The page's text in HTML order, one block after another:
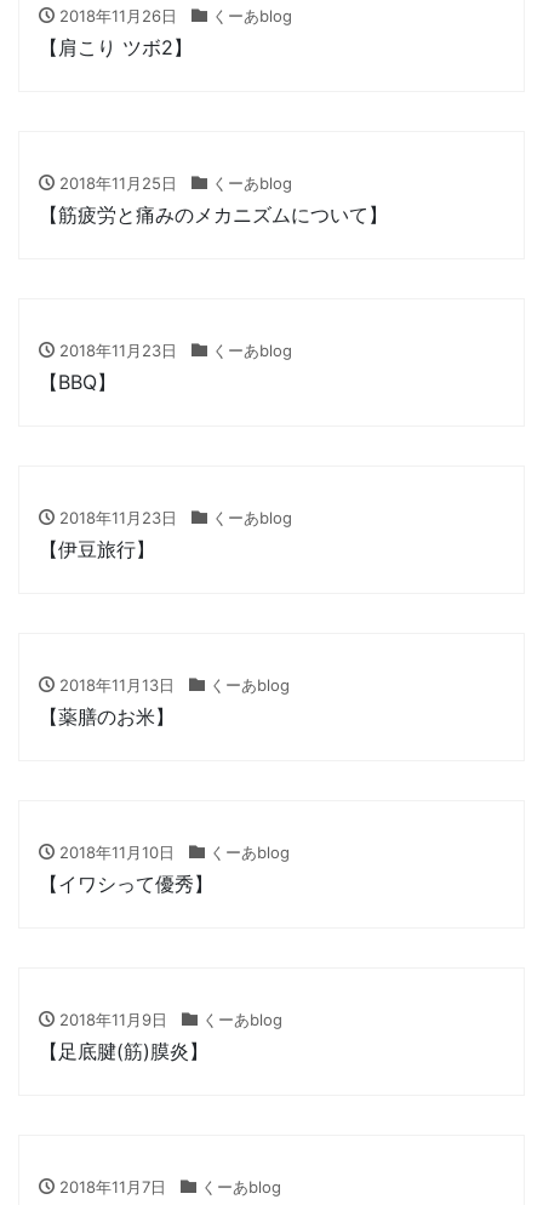
2018年11月26日 くーあblog
【肩こり ツボ2】
2018年11月25日 くーあblog
【筋疲労と痛みのメカニズムについて】
2018年11月23日 くーあblog
【BBQ】
2018年11月23日 くーあblog
【伊豆旅行】
2018年11月13日 くーあblog
【薬膳のお米】
2018年11月10日 くーあblog
【イワシって優秀】
2018年11月9日 くーあblog
【足底腱(筋)膜炎】
2018年11月7日 くーあblog